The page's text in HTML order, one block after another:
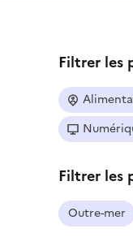
Filtrer les
Filtrer les
Outre-mer